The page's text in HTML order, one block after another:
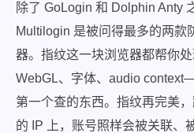
除了 GoLogin 和 Dolphin Anty
Multilogin 是被问得最多的两款
器。指纹这一块浏览器都帮你
WebGL、字体、audio
第一个查的东西。指纹再完美
的 IP 上，账号照样会被关联、